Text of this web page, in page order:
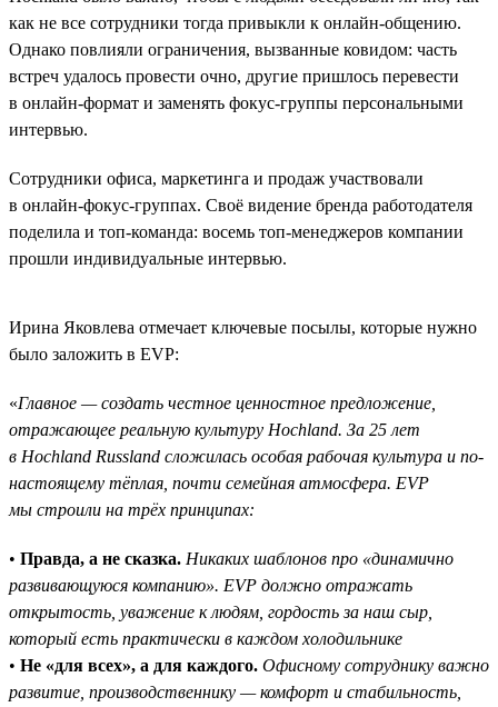
как не все сотрудники тогда привыкли к онлайн-общению.
Однако повлияли ограничения, вызванные ковидом: часть
встреч удалось провести очно, другие пришлось перевести
в онлайн-формат и заменять фокус-группы персональными
интервью.
Сотрудники офиса, маркетинга и продаж участвовали
в онлайн-фокус-группах. Своё видение бренда работодателя
поделила и топ-команда: восемь топ-менеджеров компании
прошли индивидуальные интервью.
Ирина Яковлева отмечает ключевые посылы, которые нужно
было заложить в EVP:
«Главное — создать честное ценностное предложение,
отражающее реальную культуру Hochland. За 25 лет
в Hochland Russland сложилась особая рабочая культура и по-
настоящему тёплая, почти семейная атмосфера. EVP
мы строили на трёх принципах:
• Правда, а не сказка. Никаких шаблонов про «динамично
развивающуюся компанию». EVP должно отражать
открытость, уважение к людям, гордость за наш сыр,
который есть практически в каждом холодильнике
• Не «для всех», а для каждого. Офисному сотруднику важно
развитие, производственнику — комфорт и стабильность,